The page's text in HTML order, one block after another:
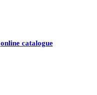
online catalogue